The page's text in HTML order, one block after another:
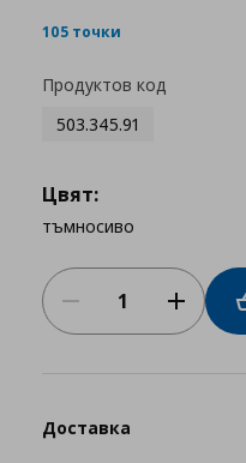
105 точки
Продуктов код
503.345.91
Цвят:
тъмносиво
Доставка